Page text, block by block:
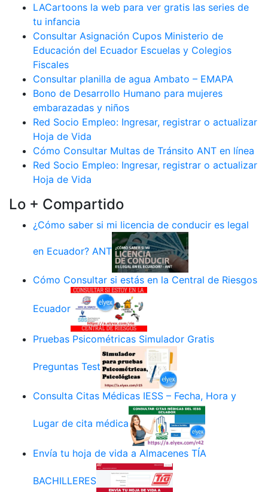
LACartoons la web para ver gratis las series de
tu infancia
Consultar Asignación Cupos Ministerio de
Educación del Ecuador Escuelas y Colegios
Fiscales
Consultar planilla de agua Ambato – EMAPA
Bono de Desarrollo Humano para mujeres
embarazadas y niños
Red Socio Empleo: Ingresar, registrar o actualizar
Hoja de Vida
Cómo Consultar Multas de Tránsito ANT en línea
Red Socio Empleo: Ingresar, registrar o actualizar
Hoja de Vida
Lo + Compartido
¿Cómo saber si mi licencia de conducir es legal
en Ecuador? ANT
Cómo Consultar si estás en la Central de Riesgos
Ecuador
Pruebas Psicométricas Simulador Gratis
Preguntas Test
Consulta Citas Médicas IESS – Fecha, Hora y
Lugar de cita médica
Envía tu hoja de vida a Almacenes TÍA
BACHILLERES